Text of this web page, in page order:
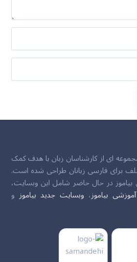
ای از کارشناسان زبان با هدف کمک
برای فارسی زبانان طراحی شده است.
در حال حاضر شامل این وبسایت،
بیاموز، وبسایت جدید بیاموز و